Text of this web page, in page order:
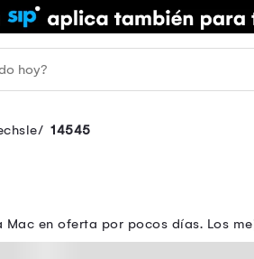
14545
en oferta por pocos días. Los